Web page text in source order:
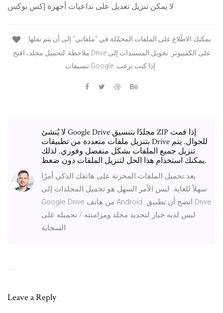
لا يمكن تنزيل تعديل على تداعيات أجهزة إكس بوكس
ملاحظة: لتحميل مجلد، افتح Drive على الكمبيوتر. تحويل المستندات إلى
لا يُنشئ Google Drive مجلدًا بتنسيق ZIP إذا قمت
بتنزيل ملفات متعددة من تطبيقات Drive للجوال. يتم
تنزيل جميع الملفات بشكل منفصل وفوري. لذلك
يمكنك استخدام هذا الحل لتنزيل الملفات دون ضغط.
يعد تحميل الملفات المخزنة على هاتفك الذكي أمرًا
سهلاً للغاية. ليس الأمر السهل هو تحميل المجلدات إلى
Google Drive من هاتف Android. اتضح أن تطبيق Drive
ليس لديه خيار لتحديد مجلد ومزامنته / تحميله على
السحابة.
Leave a Reply